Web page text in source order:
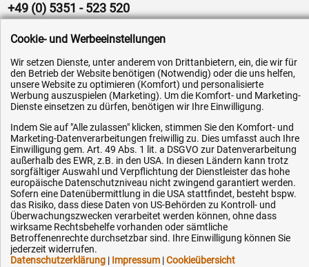
+49 (0) 5351 - 523 520
Mo.-Fr. 07:30 - 16:00 Uhr
Fax (kostenlos):
+49 (0) 800 - 498 326 4
info@hytec-hydraulik.de
Hilfe & Service
Versandkosten
Zahlungsarten
Cookie- und Werbeeinstellungen
Wir setzen Dienste, unter anderem von Drittanbietern, ein, die wir für
den Betrieb der Website benötigen (Notwendig) oder die uns helfen,
unsere Website zu optimieren (Komfort) und personalisierte
Werbung auszuspielen (Marketing). Um die Komfort- und Marketing-
Dienste einsetzen zu dürfen, benötigen wir Ihre Einwilligung.
Indem Sie auf "Alle zulassen" klicken, stimmen Sie den Komfort- und
Marketing-Datenverarbeitungen freiwillig zu. Dies umfasst auch Ihre
Einwilligung gem. Art. 49 Abs. 1 lit. a DSGVO zur Datenverarbeitung
außerhalb des EWR, z.B. in den USA. In diesen Ländern kann trotz
sorgfältiger Auswahl und Verpflichtung der Dienstleister das hohe
europäische Datenschutzniveau nicht zwingend garantiert werden.
Sofern eine Datenübermittlung in die USA stattfindet, besteht bspw.
das Risiko, dass diese Daten von US-Behörden zu Kontroll- und
Überwachungszwecken verarbeitet werden können, ohne dass
wirksame Rechtsbehelfe vorhanden oder sämtliche
Betroffenenrechte durchsetzbar sind. Ihre Einwilligung können Sie
jederzeit widerrufen.
Datenschutzerklärung | Impressum |Cookieübersicht